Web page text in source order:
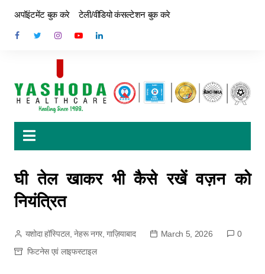
अपॉइंटमेंट बुक करे टेली/वीडियो कंसल्टेशन बुक करे
घी तेल खाकर भी कैसे रखें वज़न को
नियंत्रित
यशोदा हॉस्पिटल, नेहरू नगर, गाज़ियाबाद March 5, 2026
0
फिटनेस एवं लाइफस्टाइल